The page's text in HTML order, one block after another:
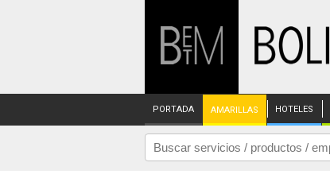
PORTADA AMARILLAS HOTELES